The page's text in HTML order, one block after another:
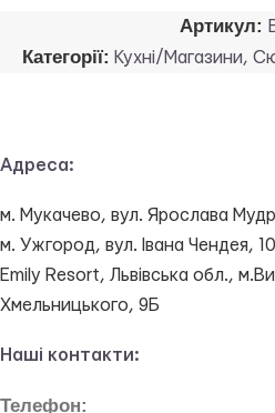
Артикул:
Категорії: Кухні/Магазини,
Адреса:
м. Мукачево, вул. Ярослава
м. Ужгород, вул. Івана Чендея,
Emily Resort, Львівська обл.,
Хмельницького, 9Б
Наші контакти:
Телефон: